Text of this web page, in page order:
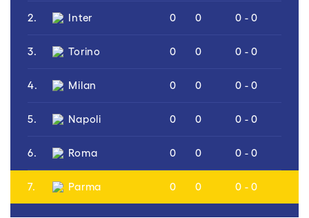
2. Inter 0 0 0 - 0
3. Torino 0 0 0 - 0
4. Milan 0 0 0 - 0
5. Napoli 0 0 0 - 0
6. Roma 0 0 0 - 0
7. Parma 0 0 0 - 0